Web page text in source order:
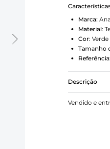
Marca:
Material:
Cor: Verde
Tamanho
Descrição
O tênis Alê
brancos,
Vendido e